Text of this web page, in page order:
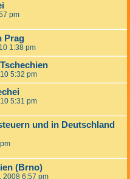
pm
Prag
1:38 pm
5:32 pm
5:31 pm
und in Deutschland
(Brno)
2008 6:57 pm